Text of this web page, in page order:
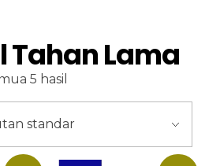
Tahan Lama
5 hasil